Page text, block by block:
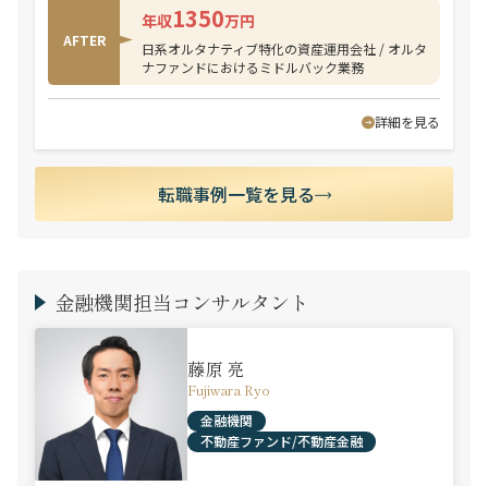
AFTER
年収1350万円
日系オルタナティブ特化の資産運用会社 / オルタ
ナファンドにおけるミドルバック業務
詳細を見る
転職事例一覧を見る
金融機関担当コンサルタント
藤原 亮
Fujiwara Ryo
金融機関
不動産ファンド/不動産金融